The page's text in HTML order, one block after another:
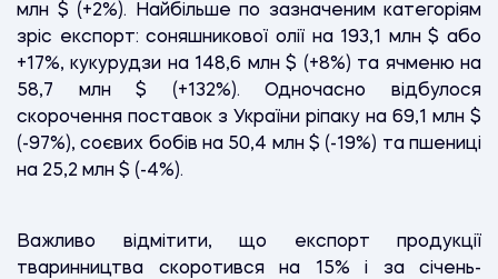
млн $ (+2%). Найбільше по зазначеним категоріям
зріс експорт: соняшникової олії на 193,1 млн $ або
+17%, кукурудзи на 148,6 млн $ (+8%) та ячменю на
58,7 млн $ (+132%). Одночасно відбулося
скорочення поставок з України ріпаку на 69,1 млн $
(-97%), соєвих бобів на 50,4 млн $ (-19%) та пшениці
на 25,2 млн $ (-4%).
Важливо відмітити, що експорт продукції
тваринництва скоротився на 15% і за січень-